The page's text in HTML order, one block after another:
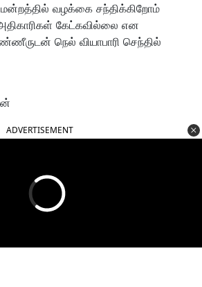
வழக்கை சந்திக்கிறோம்
கேட்கவில்லை என
நெல் வியாபாரி செந்தில்
ADVERTISEMENT